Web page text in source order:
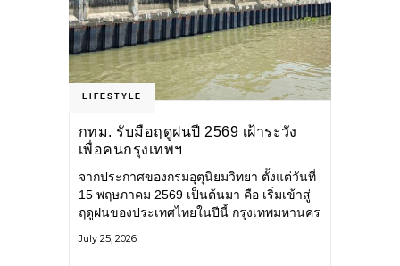
LIFESTYLE
กทม. รับมือฤดูฝนปี 2569 เฝ้าระวัง
เพื่อคนกรุงเทพฯ
จากประกาศของกรมอุตุนิยมวิทยา ตั้งแต่วันที่
15 พฤษภาคม 2569 เป็นต้นมา คือ เริ่มเข้าสู่
ฤดูฝนของประเทศไทยในปีนี้ กรุงเทพมหานคร
หน้าพัฒนาโครงสร้างพื้นฐาน
July 25, 2026